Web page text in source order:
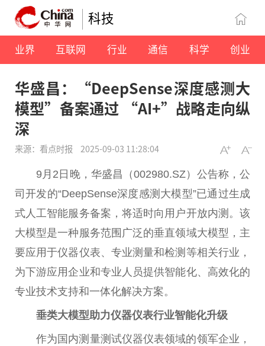
科技
业界 互联网 行业 通信 科学 创业
华盛昌：“DeepSense深度感测大
模型”备案通过 “AI+”战略走向纵
深
来源：看点时报 2025-09-03 11:28:04
9月2日晚，华盛昌（002980.SZ）公告称，公
司开发的“DeepSense深度感测大模型”已通过生成
式人工智能服务备案，将适时向用户开放内测。该
大模型是一种服务范围广泛的垂直领域大模型，主
要应用于仪器仪表、专业测量和检测等相关行业，
为下游应用企业和专业人员提供智能化、高效化的
专业技术支持和一体化解决方案。
垂类大模型助力仪器仪表行业智能化升级
作为国内测量测试仪器仪表领域的领军企业，